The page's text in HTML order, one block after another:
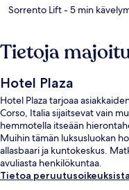
Sorrento Lift- 5 min
Tietoja
Hotel Plaza
Hotel Plaza tarjoaa
Corso, Italia sijaitsevat vain
hemmotella itseään
Muihin tämän luksusluokan
allasbaari ja kuntokeskus.
avuliasta henkilökuntaa.
Tietoa peruutusoikeuksista